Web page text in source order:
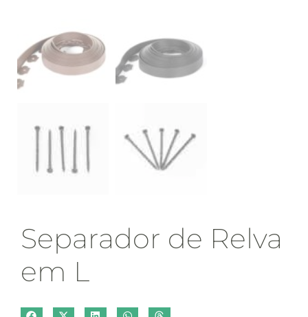
Separador de Relva
em L